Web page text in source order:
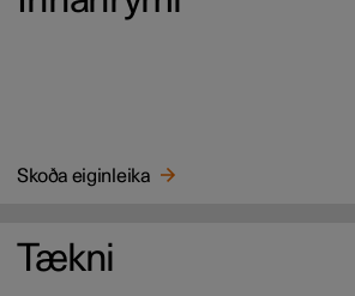
Skoða eiginleika
Tækni